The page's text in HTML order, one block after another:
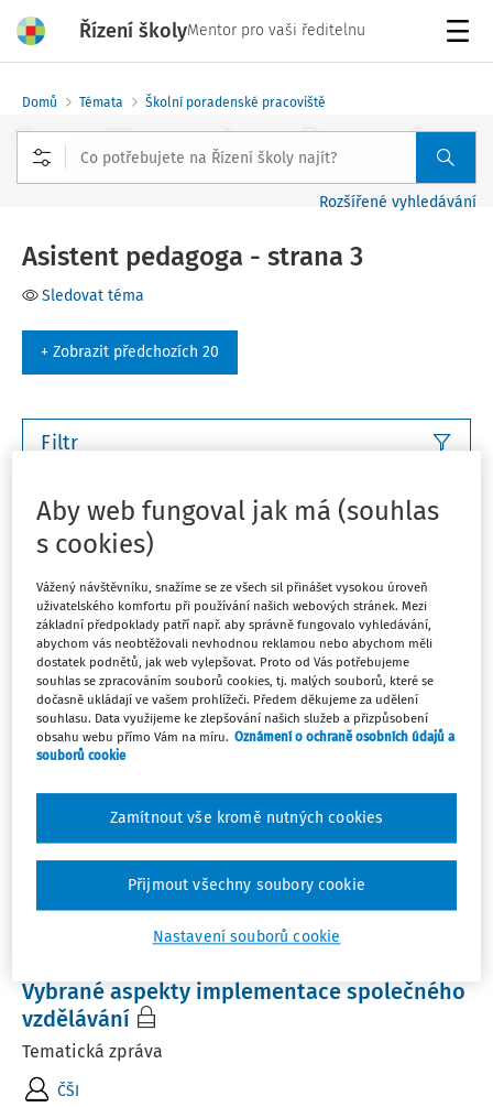
Řízení školyMentor pro vaši ředitelnu
Domů Témata Školní poradenské pracoviště
Rozšířené vyhledávání
Asistent pedagoga - strana 3
Sledovat téma
+ Zobrazit předchozích 20
Filtr
Počet vyhledaných dokumentů: 47
Řadit podle:
Nejnovější Nejstarší
PRACOVNÍ SITUACE
Žáci se speciálními vzdělávacími
potřebami
Některé výchovné či vzdělávací problémy již mohou mít
své závažnější příčiny ve vývoji, zdravotním stavu nebo
byla věnována zvláštní pozornost a péče při vzdělávání.
Martina Ventluková,Martina Ventluková
1. 4. 2018
Vybrané aspekty implementace společného
vzdělávání
Tematická zpráva
ČŠI
Aby web fungoval jak má (souhlas
s cookies)
Vážený návštěvníku, snažíme se ze všech sil přinášet vysokou úroveň
uživatelského komfortu při používání našich webových stránek. Mezi
základní předpoklady patří např. aby správně fungovalo vyhledávání,
abychom vás neobtěžovali nevhodnou reklamou nebo abychom měli
dostatek podnětů, jak web vylepšovat. Proto od Vás potřebujeme
souhlas se zpracováním souborů cookies, tj. malých souborů, které se
dočasně ukládají ve vašem prohlížeči. Předem děkujeme za udělení
souhlasu. Data využijeme ke zlepšování našich služeb a přizpůsobení
obsahu webu přímo Vám na míru. Oznámení o ochraně osobních údajů a
souborů cookie
Nastavení souborů cookie
Zamítnout vše kromě nutných cookies
Přijmout všechny soubory cookie